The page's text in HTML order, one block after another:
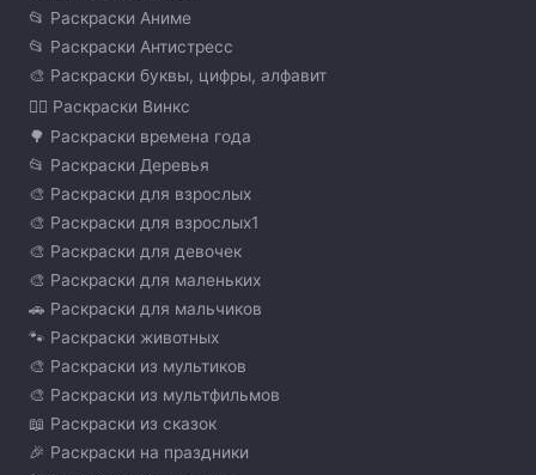
📂 Раскраски Аниме
📂 Раскраски Антистресс
🎨 Раскраски буквы, цифры, алфавит
🧚‍♀️ Раскраски Винкс
🌳 Раскраски времена года
📂 Раскраски Деревья
🎨 Раскраски для взрослых
🎨 Раскраски для взрослых1
🎨 Раскраски для девочек
🎨 Раскраски для маленьких
🚗 Раскраски для мальчиков
🐾 Раскраски животных
🎨 Раскраски из мультиков
🎨 Раскраски из мультфильмов
📖 Раскраски из сказок
🎉 Раскраски на праздники